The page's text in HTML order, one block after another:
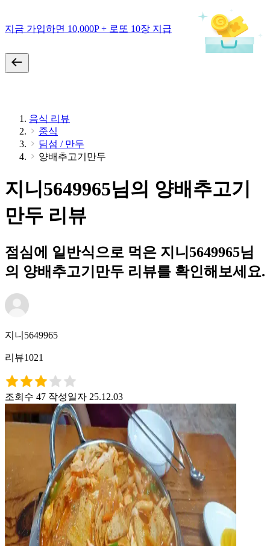
지금 가입하면 10,000P + 로또 10장 지급
음식 리뷰
중식
딤섬 / 만두
양배추고기만두
지니5649965님의 양배추고기
만두 리뷰
점심에 일반식으로 먹은 지니5649965님
의 양배추고기만두 리뷰를 확인해보세요.
지니5649965
리뷰1021
조회수 47 작성일자 25.12.03